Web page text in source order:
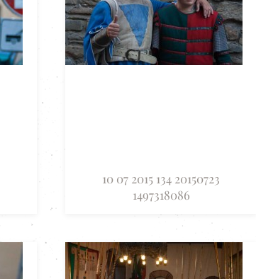
10 07 2015 134 20150723
1497318086